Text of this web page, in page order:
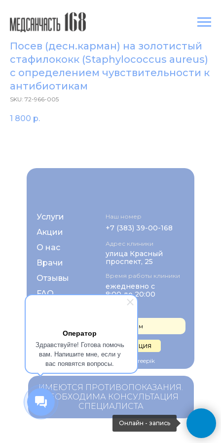
Оператор
Здравствуйте! Готова помочь
вам. Напишите мне, если у
вас появятся вопросы.
Посев (десн.карман) на золотистый
стафилококк (Staphylococcus aureus)
с определением чувcтвительности к
антибиотикам
SKU: 72-966-005
1 800 р.
Услуги
Правовая информация
Акции
Врачи
О нас
+7 (383) 39-00-168
Отзывы
FAQ
Наш номер
ежедневно с
8:00 до 20:00
Время работы клиники
Адрес клиники
улица Красный
проспект, 25
Записаться на прием
Изображения взяты с Freepik
ИМЕЮТСЯ ПРОТИВОПОКАЗАНИЯ.
НЕОБХОДИМА КОНСУЛЬТАЦИЯ
СПЕЦИАЛИСТА
Онлайн - запись